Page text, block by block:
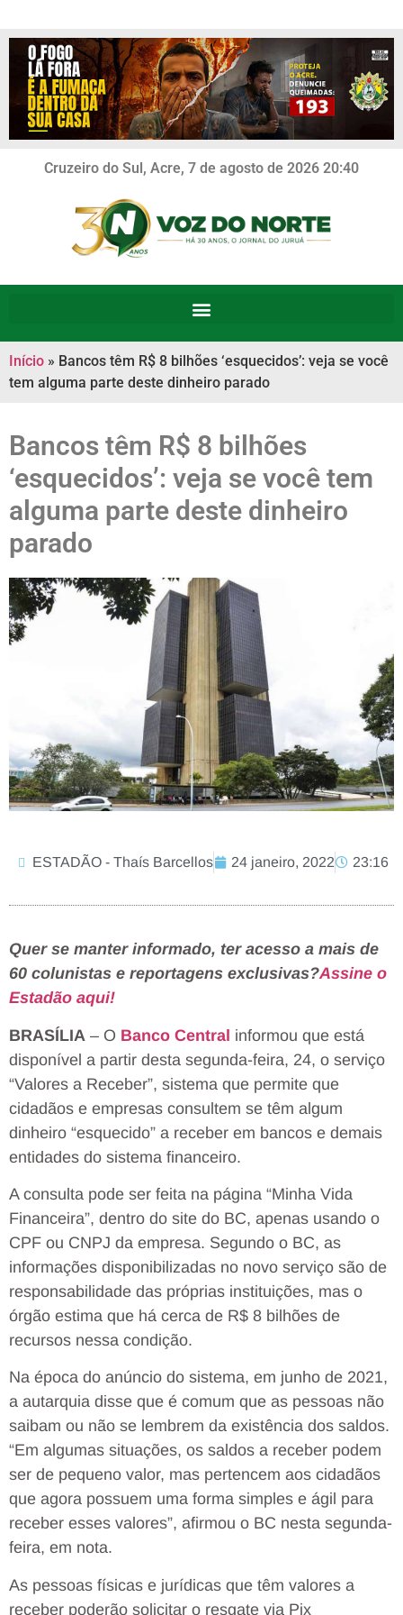
Cruzeiro do Sul, Acre, 7 de agosto de 2026 20:40
Início » Bancos têm R$ 8 bilhões ‘esquecidos’: veja se você
tem alguma parte deste dinheiro parado
Bancos têm R$ 8 bilhões
‘esquecidos’: veja se você tem
alguma parte deste dinheiro
parado
ESTADÃO - Thaís Barcellos 24 janeiro, 2022 23:16
Quer se manter informado, ter acesso a mais de
60 colunistas e reportagens exclusivas?Assine o
Estadão aqui!
BRASÍLIA – O Banco Central informou que está
disponível a partir desta segunda-feira, 24, o serviço
“Valores a Receber”, sistema que permite que
cidadãos e empresas consultem se têm algum
dinheiro “esquecido” a receber em bancos e demais
entidades do sistema financeiro.
A consulta pode ser feita na página “Minha Vida
Financeira”, dentro do site do BC, apenas usando o
CPF ou CNPJ da empresa. Segundo o BC, as
informações disponibilizadas no novo serviço são de
responsabilidade das próprias instituições, mas o
órgão estima que há cerca de R$ 8 bilhões de
recursos nessa condição.
Na época do anúncio do sistema, em junho de 2021,
a autarquia disse que é comum que as pessoas não
saibam ou não se lembrem da existência dos saldos.
“Em algumas situações, os saldos a receber podem
ser de pequeno valor, mas pertencem aos cidadãos
que agora possuem uma forma simples e ágil para
receber esses valores”, afirmou o BC nesta segunda-
feira, em nota.
As pessoas físicas e jurídicas que têm valores a
receber poderão solicitar o resgate via Pix